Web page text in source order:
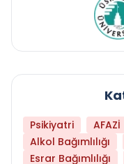
Psikiyatri AFAZİ
Alkol Bağımlılığı
Esrar Bağımlılığı